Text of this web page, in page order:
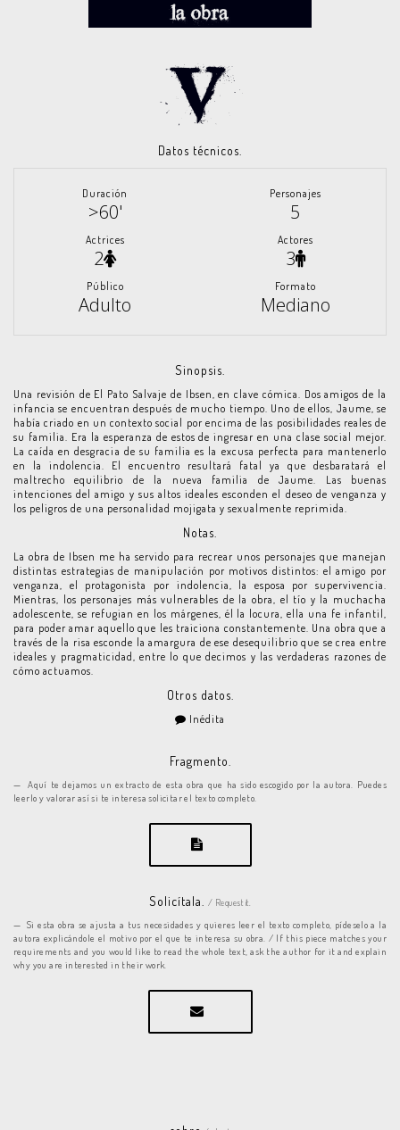
Datos técnicos.
Duración
>60'
Personajes
5
Actrices
2
Actores
3
Público
Adulto
Formato
Mediano
Sinopsis.
Una revisión de El Pato Salvaje de Ibsen, en clave cómica. Dos amigos de la
infancia se encuentran después de mucho tiempo. Uno de ellos, Jaume, se
había criado en un contexto social por encima de las posibilidades reales de
su familia. Era la esperanza de estos de ingresar en una clase social mejor.
La caída en desgracia de su familia es la excusa perfecta para mantenerlo
en la indolencia. El encuentro resultará fatal ya que desbaratará el
maltrecho equilibrio de la nueva familia de Jaume. Las buenas
intenciones del amigo y sus altos ideales esconden el deseo de venganza y
los peligros de una personalidad mojigata y sexualmente reprimida.
Notas.
La obra de Ibsen me ha servido para recrear unos personajes que manejan
distintas estrategias de manipulación por motivos distintos: el amigo por
venganza, el protagonista por indolencia, la esposa por supervivencia.
Mientras, los personajes más vulnerables de la obra, el tío y la muchacha
adolescente, se refugian en los márgenes, él la locura, ella una fe infantil,
para poder amar aquello que les traiciona constantemente. Una obra que a
través de la risa esconde la amargura de ese desequilibrio que se crea entre
ideales y pragmaticidad, entre lo que decimos y las verdaderas razones de
cómo actuamos.
Otros datos.
Inédita
Fragmento.
Aquí te dejamos un extracto de esta obra que ha sido escogido por la autora. Puedes
leerlo y valorar así si te interesa solicitar el texto completo.
Solicítala. / Request it.
Si esta obra se ajusta a tus necesidades y quieres leer el texto completo, pídeselo a la
autora explicándole el motivo por el que te interesa su obra. / If this piece matches your
requirements and you would like to read the whole text, ask the author for it and explain
why you are interested in their work.